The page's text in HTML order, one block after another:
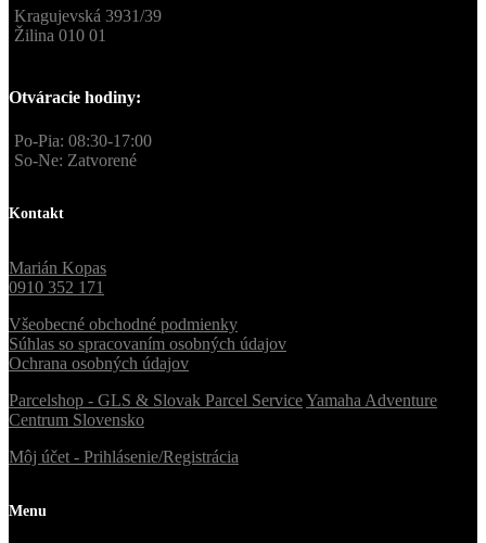
Kragujevská 3931/39
Žilina 010 01
Otváracie hodiny:
Po-Pia: 08:30-17:00
So-Ne: Zatvorené
Kontakt
Marián Kopas
0910 352 171
Všeobecné obchodné podmienky
Súhlas so spracovaním osobných údajov
Ochrana osobných údajov
Parcelshop - GLS & Slovak Parcel ServiceYamaha Adventure
Centrum Slovensko
Môj účet - Prihlásenie/Registrácia
Menu